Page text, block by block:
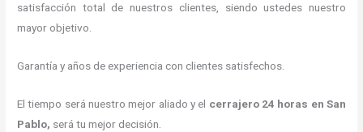
satisfacción total de nuestros clientes, siendo ustedes nuestro
mayor objetivo.
Garantía y años de experiencia con clientes satisfechos.
El tiempo será nuestro mejor aliado y el cerrajero 24 horas en San
Pablo, será tu mejor decisión.